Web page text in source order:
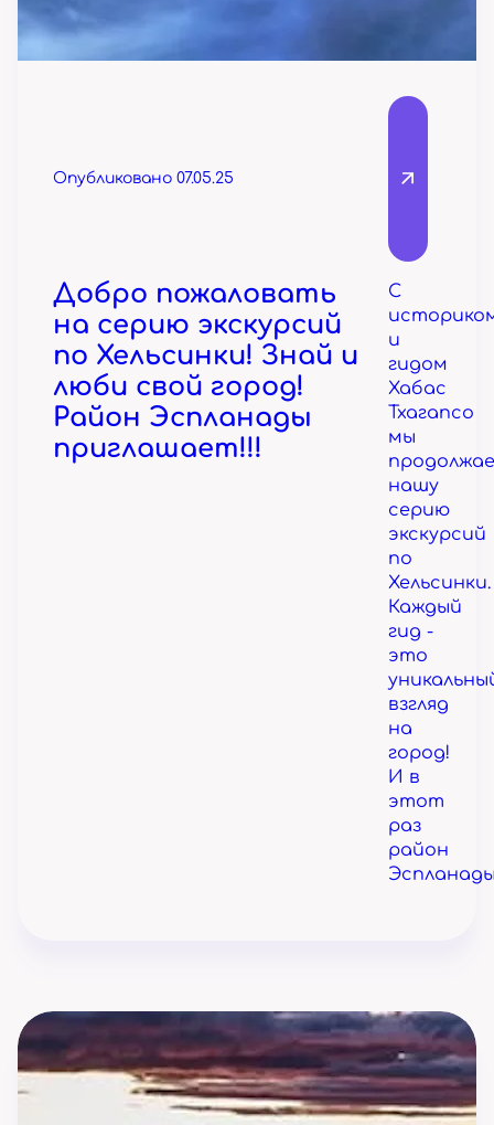
Опубликовано 07.05.25
Добро пожаловать
на серию экскурсий
по Хельсинки! Знай и
люби свой город!
Район Эспланады
приглашает!!!
С
и
гидом
Хабас
Тхагапсо
мы
нашу
серию
экскурсий
по
Хельсинки.
Каждый
гид -
это
взгляд
на
город!
И в
этот
раз
район